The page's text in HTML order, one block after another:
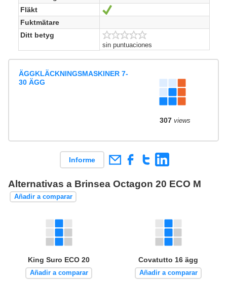
Fläkt
Fuktmätare
Ditt betyg
sin puntuaciones
ÄGGKLÄCKNINGSMASKINER 7-
30 ÄGG
307views
Informe
Alternativas a Brinsea Octagon 20 ECO M
Añadir a comparar
King Suro ECO 20
Añadir a comparar
Covatutto 16 ägg
Añadir a comparar